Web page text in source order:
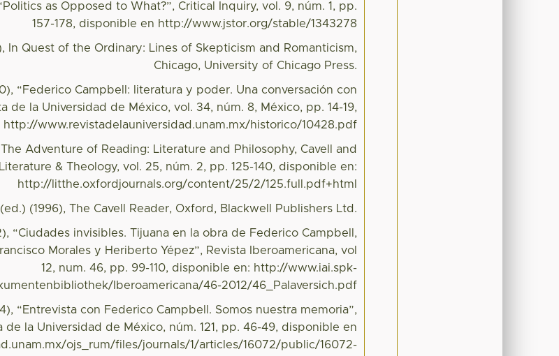
as Opposed to What?”, Critical Inquiry, vol. 9, núm. 1, pp.
157-178, disponible en http://www.jstor.org/stable/1343278
In Quest of the Ordinary: Lines of Skepticism and Romanticism,
Chicago, University of Chicago Press.
“Federico Campbell: literatura y poder. Una conversación con
de la Universidad de México, vol. 34, núm. 8, México, pp. 14-19,
www.revistadelauniversidad.unam.mx/historico/10428.pdf
Adventure of Reading: Literature and Philosophy, Cavell and
& Theology, vol. 25, núm. 2, pp. 125-140, disponible en:
http://litthe.oxfordjournals.org/content/25/2/125.full.pdf+html
(1996), The Cavell Reader, Oxford, Blackwell Publishers Ltd.
“Ciudades invisibles. Tijuana en la obra de Federico Campbell,
Morales y Heriberto Yépez”, Revista Iberoamericana, vol
12, num. 46, pp. 99-110, disponible en: http://www.iai.spk-
Iberoamericana/46-2012/46_Palaversich.pdf
“Entrevista con Federico Campbell. Somos nuestra memoria”,
de la Universidad de México, núm. 121, pp. 46-49, disponible en
ojs_rum/files/journals/1/articles/16072/public/16072-